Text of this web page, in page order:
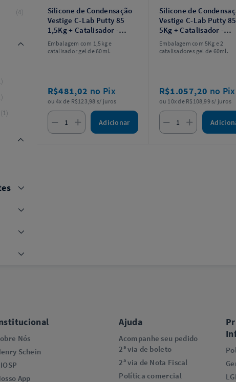
Silicone de Condensação
Vestige C-Lab Putty 85
1,5Kg + Catalisador -
Trayart
Embalagem com 1,5kg e
catalisador gel de 60ml.
R$481,02 no Pix
ou 4x de R$123,98 s/ juros
Adicionar
Silicone de
Vestige C-Lab Putty 85
5Kg + Catalisador -
Trayart
Embalagem com 5Kg e 2
catalisadores gel de 60ml.
R$1.057,20 no Pix
ou 10x de R$108,99 s/ juros
4
1
Nós
Schein
App
Ajuda
Acompanhe seu pedido
2ª via de boleto
2ª via de Nota Fiscal
Política comercial